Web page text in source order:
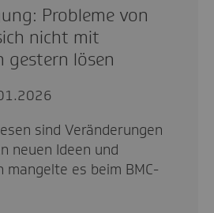
Probleme von
nicht mit
gestern lösen
sind Veränderungen
neuen Ideen und
mangelte es beim BMC-